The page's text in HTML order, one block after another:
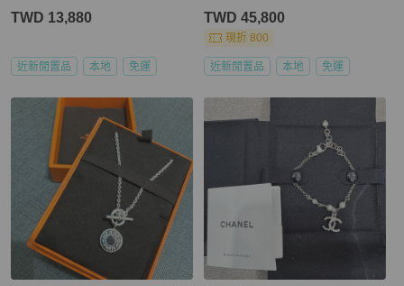
TWD 13,880
近新閒置品 本地 免運
TWD 45,800
現折 800
近新閒置品 本地 免運